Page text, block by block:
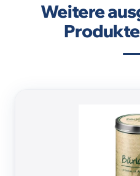
Weitere
Produkte